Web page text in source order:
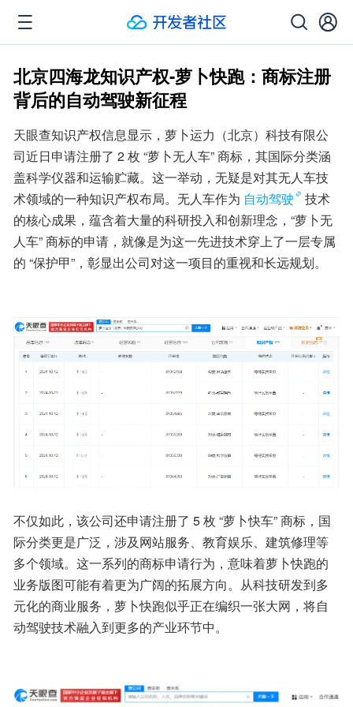
北京四海龙知识产权-萝卜快跑：商标注册
背后的自动驾驶新征程
天眼查知识产权信息显示，萝卜运力（北京）科技有限公
司近日申请注册了 2 枚 “萝卜无人车” 商标，其国际分类涵
盖科学仪器和运输贮藏。这一举动，无疑是对其无人车技
术领域的一种知识产权布局。无人车作为 自动驾驶
技术
的核心成果，蕴含着大量的科研投入和创新理念，“萝卜无
人车” 商标的申请，就像是为这一先进技术穿上了一层专属
的 “保护甲”，彰显出公司对这一项目的重视和长远规划。
不仅如此，该公司还申请注册了 5 枚 “萝卜快车” 商标，国
际分类更是广泛，涉及网站服务、教育娱乐、建筑修理等
多个领域。这一系列的商标申请行为，意味着萝卜快跑的
业务版图可能有着更为广阔的拓展方向。从科技研发到多
元化的商业服务，萝卜快跑似乎正在编织一张大网，将自
动驾驶技术融入到更多的产业环节中。